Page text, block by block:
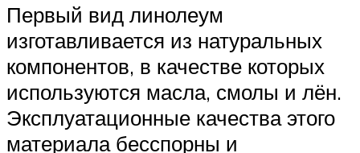
Первый вид линолеум
изготавливается из натуральных
компонентов, в качестве которых
используются масла, смолы и лён.
Эксплуатационные качества этого
материала бесспорны и